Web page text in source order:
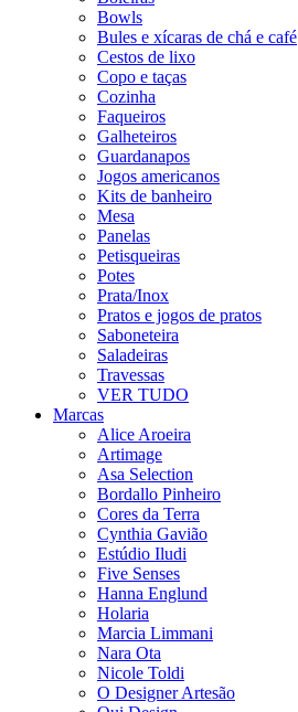
Bowls
Bules e xícaras de chá e café
Cestos de lixo
Copo e taças
Cozinha
Faqueiros
Galheteiros
Guardanapos
Jogos americanos
Kits de banheiro
Mesa
Panelas
Petisqueiras
Potes
Prata/Inox
Pratos e jogos de pratos
Saboneteira
Saladeiras
Travessas
VER TUDO
Marcas
Alice Aroeira
Artimage
Asa Selection
Bordallo Pinheiro
Cores da Terra
Cynthia Gavião
Estúdio Iludi
Five Senses
Hanna Englund
Holaria
Marcia Limmani
Nara Ota
Nicole Toldi
O Designer Artesão